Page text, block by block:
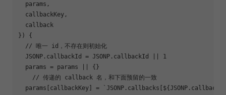
  params,
  callbackKey,
  callback
}) {
  // 唯一 id，不存在则初始化
  JSONP.callbackId = JSONP.callbackId || 1
  params = params || {}
    // 传递的 callback 名，和下面预留的一致
params[callbackKey] =